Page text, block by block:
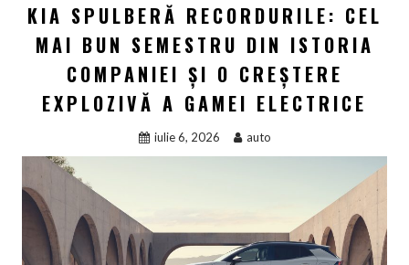
KIA SPULBERĂ RECORDURILE: CEL
MAI BUN SEMESTRU DIN ISTORIA
COMPANIEI ȘI O CREȘTERE
EXPLOZIVĂ A GAMEI ELECTRICE
iulie 6, 2026 auto